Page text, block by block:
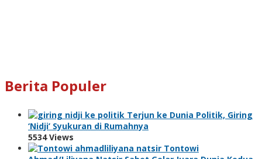
Berita Populer
Terjun ke Dunia Politik, Giring
‘Nidji’ Syukuran di Rumahnya
5534 Views
Tontowi